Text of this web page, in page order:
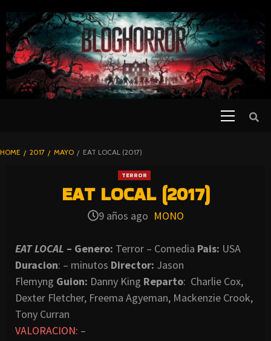
TO
CONTENT
BLOGHORROR
HOME 2017 MAYO EAT LOCAL (2017)
TERROR
EAT LOCAL (2017)
9 años ago MONO
EAT LOCAL – Genero: Terror – Comedia Pais: USA
Duracion: – minutos Director: Jason
Flemyng Guion: Danny King Reparto: Charlie Cox,
Dexter Fletcher, Freema Agyeman, Mackenzie Crook,
Tony Curran
VALORACION: –